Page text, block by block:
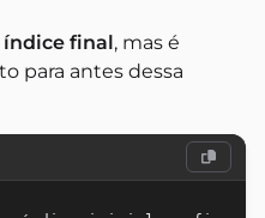
índice final, mas é
para antes dessa